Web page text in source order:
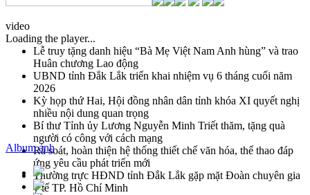
video
Loading the player...
Lễ truy tặng danh hiệu “Bà Mẹ Việt Nam Anh hùng” và trao
Huân chương Lao động
UBND tỉnh Đắk Lắk triển khai nhiệm vụ 6 tháng cuối năm
2026
Kỳ họp thứ Hai, Hội đồng nhân dân tỉnh khóa XI quyết nghị
nhiều nội dung quan trọng
Bí thư Tỉnh ủy Lương Nguyễn Minh Triết thăm, tặng quà
người có công với cách mạng
Rà soát, hoàn thiện hệ thống thiết chế văn hóa, thể thao đáp
ứng yêu cầu phát triển mới
Thường trực HĐND tỉnh Đắk Lắk gặp mặt Đoàn chuyên gia
y tế TP. Hồ Chí Minh
Album ảnh